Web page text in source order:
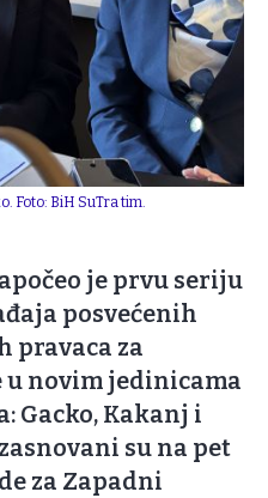
Foto: BiH SuTra tim.
je prvu seriju
posvećenih
pravaca za
novim jedinicama
Gacko, Kakanj i
su na pet
za Zapadni